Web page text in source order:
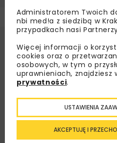
Administratorem Twoich
nbi med!a z siedzibą w
przypadkach nasi
Więcej informacji o
cookies oraz o
osobowych, w tym o
uprawnieniach, znajdziesz
prywatności.
AKCEPTUJĘ I
USTAWIENIA